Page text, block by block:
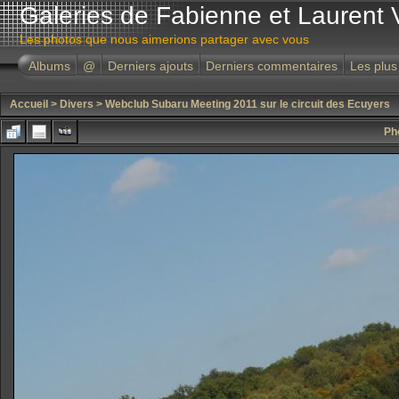
Galeries de Fabienne et Laurent
Les photos que nous aimerions partager avec vous
Albums
@ Derniers ajouts Derniers commentaires Les
Accueil > Divers > Webclub Subaru Meeting 2011 sur le circuit des Ecuyers